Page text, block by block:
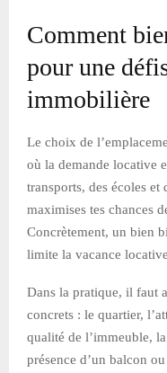
Comment
pour une
immobilière
Le choix de
où la demande locative
transports, des écoles
maximises tes chances
Concrètement, un bien
limite la vacance
Dans la pratique, il faut
concrets : le quartier,
qualité de l’immeuble,
présence d’un balcon